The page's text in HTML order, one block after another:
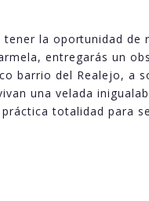
tener la oportunidad de
entregarás un
barrio del Realejo, a
una velada
totalidad para